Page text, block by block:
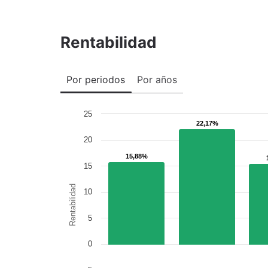
Rentabilidad
Por periodos Por años
Rentabilidad
15,88%
15,88%
22,17%
22,17%
0
5
10
15
20
25